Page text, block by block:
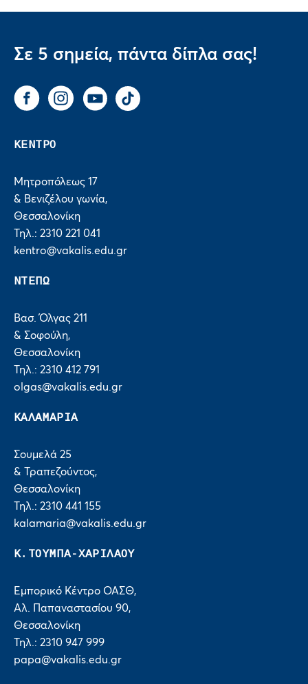
Σε 5 σημεία, πάντα δίπλα σας!
FacebookInstagram
You Tube Tik Tok
ΚΕΝΤΡΟ
Μητροπόλεως 17
& Βενιζέλου γωνία,
Θεσσαλονίκη
Τηλ.: 2310 221 041
kentro@vakalis.edu.gr
ΝΤΕΠΩ
Βασ. Όλγας 211
& Σοφούλη,
Θεσσαλονίκη
Τηλ.: 2310 412 791
olgas@vakalis.edu.gr
ΚΑΛΑΜΑΡΙΑ
Σουμελά 25
& Τραπεζούντος,
Θεσσαλονίκη
Τηλ.: 2310 441 155
kalamaria@vakalis.edu.gr
Κ.ΤΟΥΜΠΑ-ΧΑΡΙΛΑΟΥ
Εμπορικό Κέντρο ΟΑΣΘ,
Αλ. Παπαναστασίου 90,
Θεσσαλονίκη
Τηλ.: 2310 947 999
papa@vakalis.edu.gr